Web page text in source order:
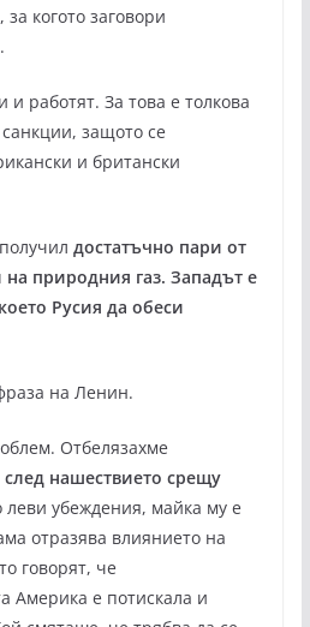
когото заговори
работят. За това е толкова
защото се
и британски
достатъчно пари от
природния газ. Западът е
Русия да обеси
на Ленин.
Отбелязахме
нашествието срещу
леви убеждения, майка му е
отразява влиянието на
говорят, че
Америка е потискала и